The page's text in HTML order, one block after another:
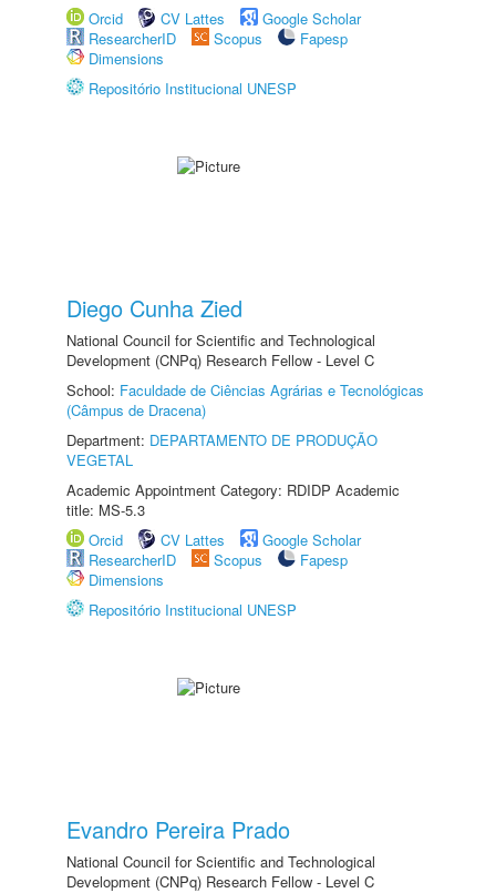
Orcid
CV Lattes
Google Scholar
ResearcherID
Scopus
Fapesp
Dimensions
Repositório Institucional UNESP
Diego Cunha Zied
National Council for Scientific and Technological
Development (CNPq) Research Fellow - Level C
School: Faculdade de Ciências Agrárias e Tecnológicas
(Câmpus de Dracena)
Department: DEPARTAMENTO DE PRODUÇÃO
VEGETAL
Academic Appointment Category: RDIDP Academic
title: MS-5.3
Orcid
CV Lattes
Google Scholar
ResearcherID
Scopus
Fapesp
Dimensions
Repositório Institucional UNESP
Evandro Pereira Prado
National Council for Scientific and Technological
Development (CNPq) Research Fellow - Level C